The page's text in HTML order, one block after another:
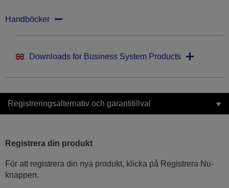
Handböcker
Downloads for Business System Products
Registreringsalternativ och garantitillval
Registrera din produkt
För att registrera din nya produkt, klicka på Registrera Nu-
knappen.